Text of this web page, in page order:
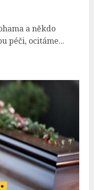
a někdo
péči, ocitáme...